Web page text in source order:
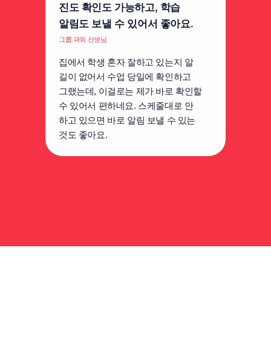
진도 확인도 가능하고, 학습
알림도 보낼 수 있어서 좋아요.
그룹 과외 선생님
집에서 학생 혼자 잘하고 있는지 알
길이 없어서 수업 당일에 확인하고
그랬는데, 이걸로는 제가 바로 확인할
수 있어서 편하네요. 스케줄대로 안
하고 있으면 바로 알림 보낼 수 있는
것도 좋아요.